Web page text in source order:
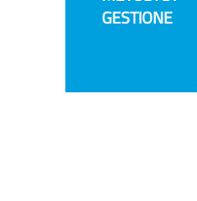
GESTIONE